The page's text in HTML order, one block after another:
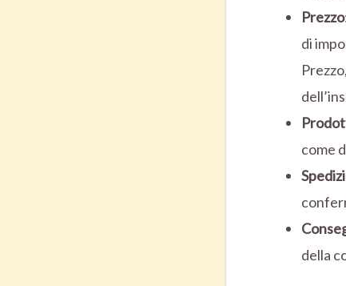
Prezzo
di
come
della